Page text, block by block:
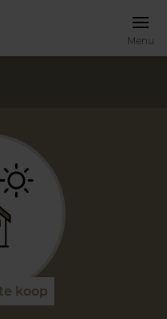
Menu
koop